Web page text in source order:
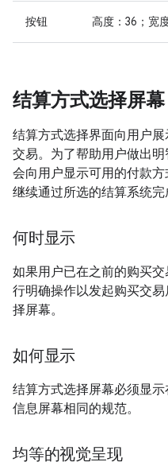
按钮 高度：36；宽
结算方式选择屏幕
结算方式选择界面向用户
交易。为了帮助用户做出
会向用户显示可用的付款
继续通过所选的结算系统完
何时显示
如果用户已在之前的购买
行明确操作以发起购买交
择屏幕。
如何显示
结算方式选择屏幕必须显
信息屏幕相同的规范。
均等的视觉呈现